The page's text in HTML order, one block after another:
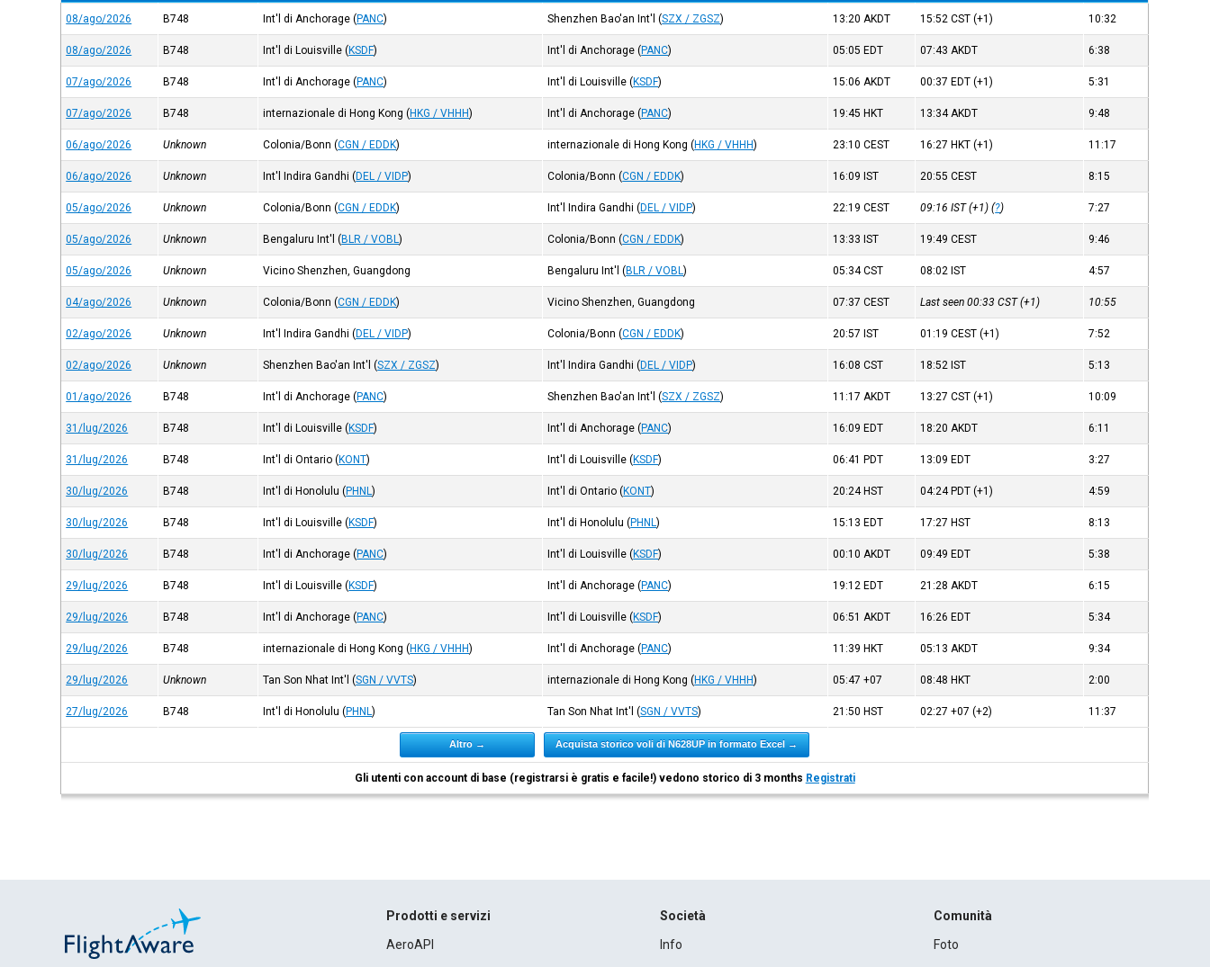
08/ago/2026 B748 Int'l di Anchorage (PANC) Shenzhen Bao'an Int'l (SZX / ZGSZ) 13:20AKDT 15:52CST (+1) 10:32
08/ago/2026 B748 Int'l di Louisville (KSDF) Int'l di Anchorage (PANC) 05:05 EDT 07:43AKDT 6:38
07/ago/2026 B748 Int'l di Anchorage (PANC) Int'l di Louisville (KSDF) 15:06AKDT 00:37 EDT (+1) 5:31
07/ago/2026 B748 internazionale di Hong Kong (HKG / VHHH) Int'l di Anchorage (PANC) 19:45 HKT 13:34AKDT 9:48
06/ago/2026 Unknown Colonia/Bonn (CGN / EDDK) internazionale di Hong Kong (HKG / VHHH) 23:10CEST 16:27 HKT (+1) 11:17
06/ago/2026 Unknown Int'l Indira Gandhi (DEL / VIDP) Colonia/Bonn (CGN / EDDK) 16:09 IST 20:55CEST 8:15
05/ago/2026 Unknown Colonia/Bonn (CGN / EDDK) Int'l Indira Gandhi (DEL / VIDP) 22:19CEST 09:16IST(+1) (?) 7:27
05/ago/2026 Unknown Bengaluru Int'l (BLR / VOBL) Colonia/Bonn (CGN / EDDK) 13:33 IST 19:49CEST 9:46
05/ago/2026 Unknown Vicino Shenzhen, Guangdong Bengaluru Int'l (BLR / VOBL) 05:34CST 08:02 IST 4:57
04/ago/2026 Unknown Colonia/Bonn (CGN / EDDK) Vicino Shenzhen, Guangdong 07:37CEST Last seen 00:33CST(+1) 10:55
02/ago/2026 Unknown Int'l Indira Gandhi (DEL / VIDP) Colonia/Bonn (CGN / EDDK) 20:57 IST 01:19CEST (+1) 7:52
02/ago/2026 Unknown Shenzhen Bao'an Int'l (SZX / ZGSZ) Int'l Indira Gandhi (DEL / VIDP) 16:08CST 18:52 IST 5:13
01/ago/2026 B748 Int'l di Anchorage (PANC) Shenzhen Bao'an Int'l (SZX / ZGSZ) 11:17AKDT 13:27CST (+1) 10:09
31/lug/2026 B748 Int'l di Louisville (KSDF) Int'l di Anchorage (PANC) 16:09 EDT 18:20AKDT 6:11
31/lug/2026 B748 Int'l di Ontario (KONT) Int'l di Louisville (KSDF) 06:41 PDT 13:09 EDT 3:27
30/lug/2026 B748 Int'l di Honolulu (PHNL) Int'l di Ontario (KONT) 20:24 HST 04:24 PDT (+1) 4:59
30/lug/2026 B748 Int'l di Louisville (KSDF) Int'l di Honolulu (PHNL) 15:13 EDT 17:27 HST 8:13
30/lug/2026 B748 Int'l di Anchorage (PANC) Int'l di Louisville (KSDF) 00:10AKDT 09:49 EDT 5:38
29/lug/2026 B748 Int'l di Louisville (KSDF) Int'l di Anchorage (PANC) 19:12 EDT 21:28AKDT 6:15
29/lug/2026 B748 Int'l di Anchorage (PANC) Int'l di Louisville (KSDF) 06:51AKDT 16:26 EDT 5:34
29/lug/2026 B748 internazionale di Hong Kong (HKG / VHHH) Int'l di Anchorage (PANC) 11:39 HKT 05:13AKDT 9:34
29/lug/2026 Unknown Tan Son Nhat Int'l (SGN / VVTS) internazionale di Hong Kong (HKG / VHHH) 05:47+07 08:48 HKT 2:00
27/lug/2026 B748 Int'l di Honolulu (PHNL) Tan Son Nhat Int'l (SGN / VVTS) 21:50 HST 02:27+07 (+2) 11:37
Altro → Acquista storico voli di N628UP in formato Excel →
Gli utenti con account di base (registrarsi è gratis e facile!) vedono storico di 3 months Registrati
Prodotti e servizi
AeroAPI
Società
Info
Comunità
Foto